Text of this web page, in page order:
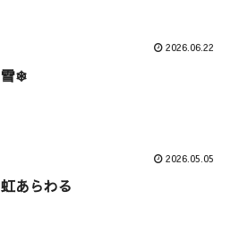
2026.06.22
雪❄
2026.05.05
虹あらわる